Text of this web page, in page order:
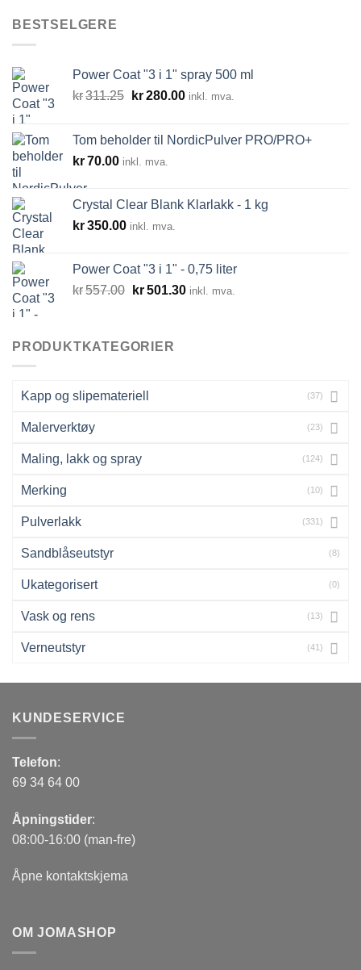
BESTSELGERE
Power Coat "3 i 1" spray 500 ml
kr311.25 Opprinnelig
kr311.25.
kr280.00Nåværende
kr280.00.
inkl. mva.
Tom beholder til NordicPulver PRO/PRO+
kr70.00 inkl. mva.
Crystal Clear Blank Klarlakk - 1 kg
kr350.00 inkl. mva.
Power Coat "3 i 1" - 0,75 liter
kr557.00 Opprinnelig
kr557.00.
kr501.30Nåværende
inkl. mva.
PRODUKTKATEGORIER
Kapp og slipemateriell (37)
Malerverktøy (23)
Maling, lakk og spray (124)
Merking (10)
Pulverlakk (331)
Sandblåseutstyr (8)
Ukategorisert (0)
Vask og rens (13)
Verneutstyr (41)
KUNDESERVICE
Telefon:
69 34 64 00
Åpningstider:
08:00-16:00 (man-fre)
Åpne kontaktskjema
OM JOMASHOP